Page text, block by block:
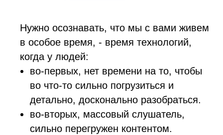
Нужно осознавать, что мы с вами живем
в особое время, - время технологий,
когда у людей:
во-первых, нет времени на то, чтобы
во что-то сильно погрузиться и
детально, досконально разобраться.
во-вторых, массовый слушатель,
сильно перегружен контентом.